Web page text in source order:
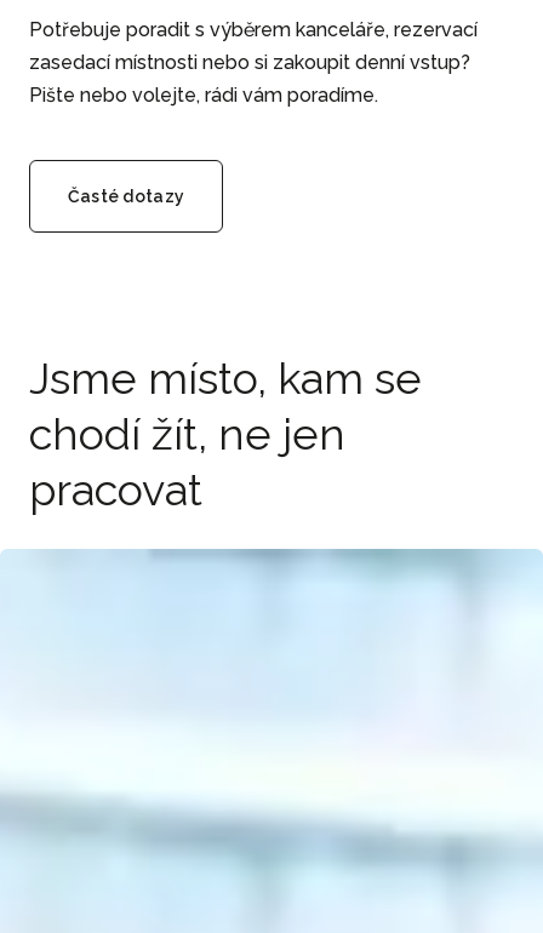
Potřebuje poradit s výběrem kanceláře, rezervací
zasedací místnosti nebo si zakoupit denní vstup?
Pište nebo volejte, rádi vám poradíme.
Časté dotazy
Jsme místo, kam se
chodí žít, ne jen
pracovat